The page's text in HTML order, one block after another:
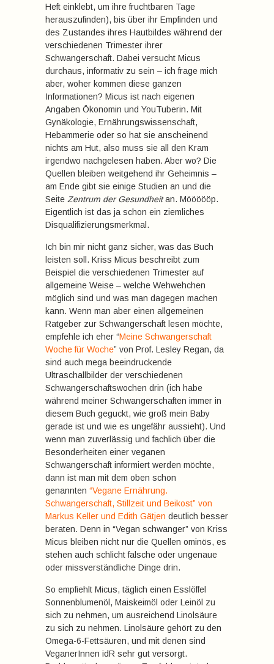
Heft einklebt, um ihre fruchtbaren Tage
herauszufinden), bis über ihr Empfinden und
des Zustandes ihres Hautbildes während der
verschiedenen Trimester ihrer
Schwangerschaft. Dabei versucht Micus
durchaus, informativ zu sein – ich frage mich
aber, woher kommen diese ganzen
Informationen? Micus ist nach eigenen
Angaben Ökonomin und YouTuberin. Mit
Gynäkologie, Ernährungswissenschaft,
Hebammerie oder so hat sie anscheinend
nichts am Hut, also muss sie all den Kram
irgendwo nachgelesen haben. Aber wo? Die
Quellen bleiben weitgehend ihr Geheimnis –
am Ende gibt sie einige Studien an und die
Seite Zentrum der Gesundheitan. Möööööp.
Eigentlich ist das ja schon ein ziemliches
Disqualifizierungsmerkmal.
Ich bin mir nicht ganz sicher, was das Buch
leisten soll. Kriss Micus beschreibt zum
Beispiel die verschiedenen Trimester auf
allgemeine Weise – welche Wehwehchen
möglich sind und was man dagegen machen
kann. Wenn man aber einen allgemeinen
Ratgeber zur Schwangerschaft lesen möchte,
empfehle ich eher “Meine Schwangerschaft
Woche für Woche” von Prof. Lesley Regan, da
sind auch mega beeindruckende
Ultraschallbilder der verschiedenen
Schwangerschaftswochen drin (ich habe
während meiner Schwangerschaften immer in
diesem Buch geguckt, wie groß mein Baby
gerade ist und wie es ungefähr aussieht). Und
wenn man zuverlässig und fachlich über die
Besonderheiten einer veganen
Schwangerschaft informiert werden möchte,
dann ist man mit dem oben schon
genannten “Vegane Ernährung.
Schwangerschaft, Stillzeit und Beikost” von
Markus Keller und Edith Gätjen deutlich besser
beraten. Denn in “Vegan schwanger” von Kriss
Micus bleiben nicht nur die Quellen ominös, es
stehen auch schlicht falsche oder ungenaue
oder missverständliche Dinge drin.
So empfiehlt Micus, täglich einen Esslöffel
Sonnenblumenöl, Maiskeimöl oder Leinöl zu
sich zu nehmen, um ausreichend Linolsäure
zu sich zu nehmen. Linolsäure gehört zu den
Omega-6-Fettsäuren, und mit denen sind
VeganerInnen idR sehr gut versorgt.